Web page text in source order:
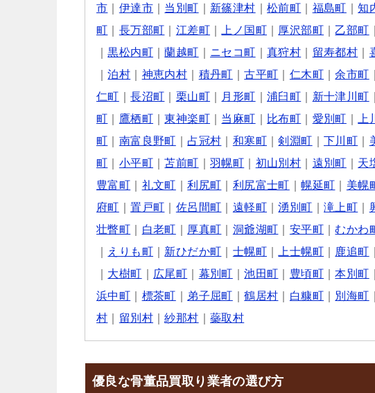
市
伊達市 当別町 新篠津村 ｜松前町 福島町 ｜知
町
長万部町 江差町 上ノ国町 厚沢部町 乙部町
｜黒松内町 ｜蘭越町 ニセコ町 ｜真狩村 留寿都村
｜泊村 神恵内村 積丹町 ｜古平町 仁木町 ｜余市町
仁町 ｜長沼町 栗山町 月形町 ｜浦臼町 新十津川町
町
鷹栖町 ｜東神楽町 当麻町 比布町 愛別町 上
町
南富良野町 占冠村 和寒町 ｜剣淵町 ｜下川町
町
小平町 ｜苫前町 ｜羽幌町 初山別村 遠別町 天
豊富町
礼文町 ｜利尻町 利尻富士町 ｜幌延町 美幌
府町 ｜置戸町 佐呂間町 遠軽町 ｜湧別町 ｜滝上町
壮瞥町
白老町 厚真町 洞爺湖町 安平町 ｜むかわ
えりも町 新ひだか町 士幌町 上士幌町 鹿追町
大樹町 広尾町 幕別町 ｜池田町 豊頃町 ｜本別町
浜中町
標茶町 弟子屈町 ｜鶴居村 白糠町 別海町
村
留別村 ｜紗那村 ｜蘂取村
優良な骨董品買取り業者の選び方